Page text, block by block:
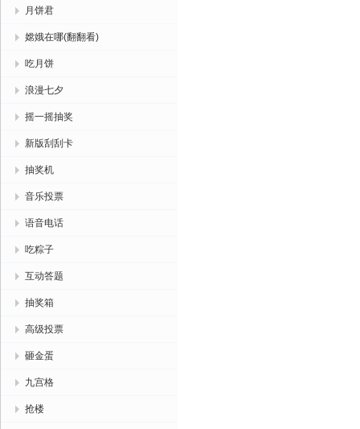
月饼君
嫦娥在哪(翻翻看)
吃月饼
浪漫七夕
摇一摇抽奖
新版刮刮卡
抽奖机
音乐投票
语音电话
吃粽子
互动答题
抽奖箱
高级投票
砸金蛋
九宫格
抢楼